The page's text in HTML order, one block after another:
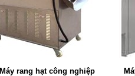
Máy rang hạt công nghiệp